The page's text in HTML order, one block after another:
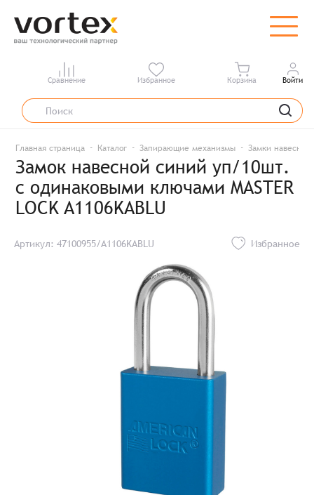
Сравнение Избранное Корзина Войти
Главная страница Каталог Запирающие механизмы Замки навесные
Замок навесной синий уп/10шт.
с одинаковыми ключами MASTER
LOCK A1106KABLU
Артикул: 47100955/A1106KABLU Избранное